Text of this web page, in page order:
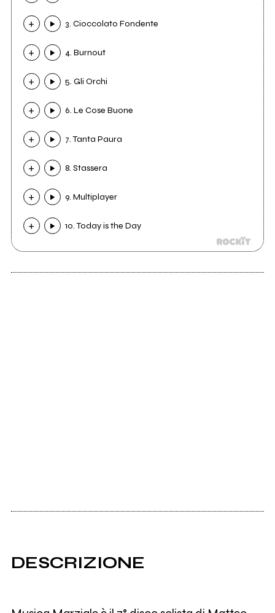
3. Cioccolato Fondente
4. Burnout
5. Gli Orchi
6. Le Cose Buone
7. Tanta Paura
8. Stassera
9. Multiplayer
10. Today is the Day
DESCRIZIONE